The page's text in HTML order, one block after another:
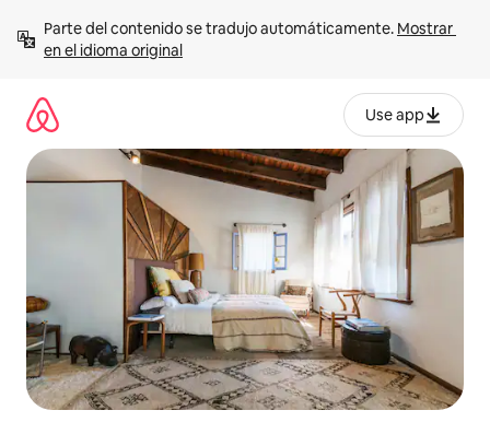
contenido
Parte del contenido se tradujo automáticamente. Mostrar
en el idioma original
Use app